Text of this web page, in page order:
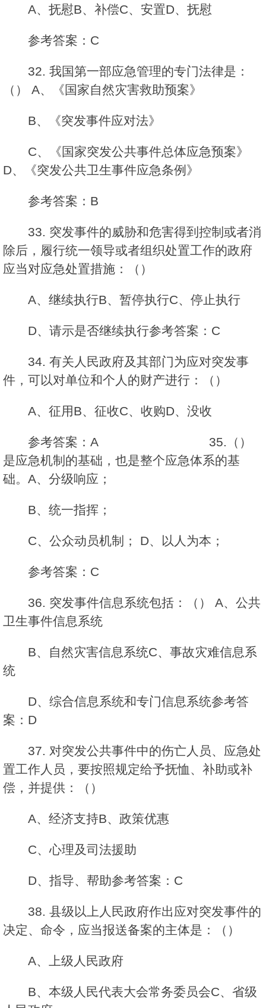
A、抚慰B、补偿C、安置D、抚慰
参考答案：C
32. 我国第一部应急管理的专门法律是：
（） A、《国家自然灾害救助预案》
B、《突发事件应对法》
C、《国家突发公共事件总体应急预案》
D、《突发公共卫生事件应急条例》
参考答案：B
33. 突发事件的威胁和危害得到控制或者消
除后，履行统一领导或者组织处置工作的政府
应当对应急处置措施：（）
A、继续执行B、暂停执行C、停止执行
D、请示是否继续执行参考答案：C
34. 有关人民政府及其部门为应对突发事
件，可以对单位和个人的财产进行：（）
A、征用B、征收C、收购D、没收
参考答案：A 35.（）
是应急机制的基础，也是整个应急体系的基
础。A、分级响应；
B、统一指挥；
C、公众动员机制； D、以人为本；
参考答案：C
36. 突发事件信息系统包括：（） A、公共
卫生事件信息系统
B、自然灾害信息系统C、事故灾难信息系
统
D、综合信息系统和专门信息系统参考答
案：D
37. 对突发公共事件中的伤亡人员、应急处
置工作人员，要按照规定给予抚恤、补助或补
偿，并提供：（）
A、经济支持B、政策优惠
C、心理及司法援助
D、指导、帮助参考答案：C
38. 县级以上人民政府作出应对突发事件的
决定、命令，应当报送备案的主体是：（）
A、上级人民政府
B、本级人民代表大会常务委员会C、省级